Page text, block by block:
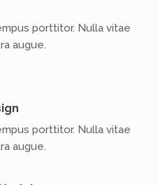
porttitor. Nulla vitae
augue.
porttitor. Nulla vitae
augue.